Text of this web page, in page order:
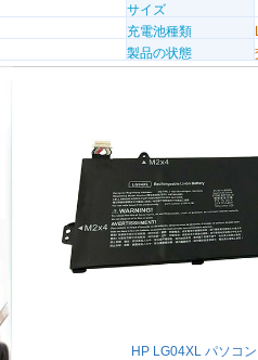
サイズ
充電池種類
製品の状態
HP LG04XL パソコ